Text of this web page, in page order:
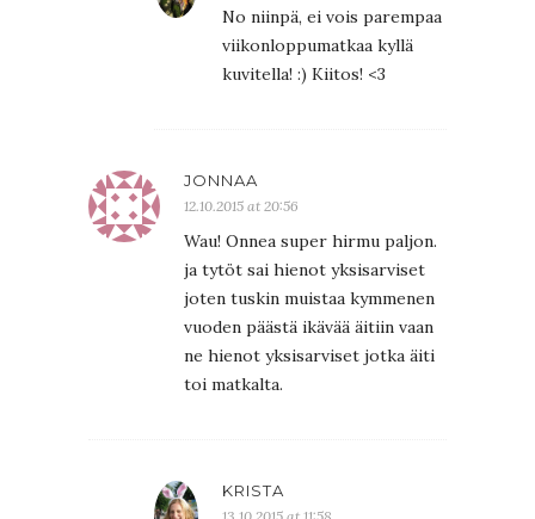
No niinpä, ei vois parempaa
viikonloppumatkaa kyllä
kuvitella! :) Kiitos! <3
JONNAA
12.10.2015 at 20:56
Wau! Onnea super hirmu paljon.
ja tytöt sai hienot yksisarviset
joten tuskin muistaa kymmenen
vuoden päästä ikävää äitiin vaan
ne hienot yksisarviset jotka äiti
toi matkalta.
KRISTA